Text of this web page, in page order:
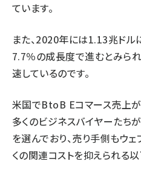
ています。
また、2020年には1.13兆ドル
7.7％の成長度で進むとみら
速しているのです。
米国でBtoB Eコマース売上が
多くのビジネスバイヤーたち
を選んでおり、売り手側もウ
くの関連コストを抑えられる